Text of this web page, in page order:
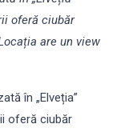
oferă ciubăr
are un view
în „Elveția”
oferă ciubăr